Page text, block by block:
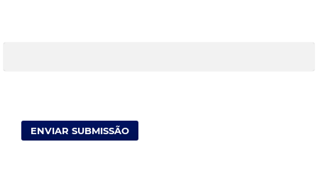
ENVIAR SUBMISSÃO